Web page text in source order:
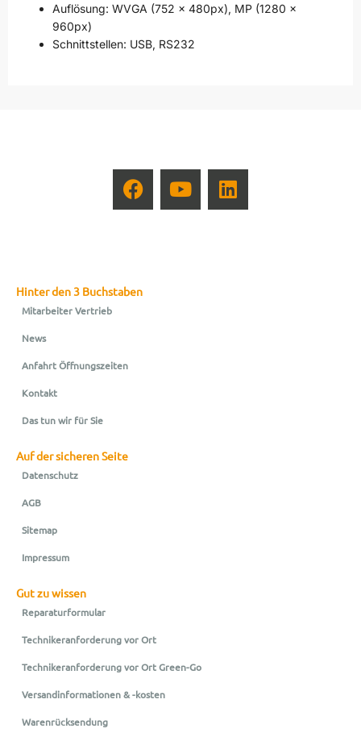
Auflösung: WVGA (752 x 480px), MP (1280 x
960px)
Schnittstellen: USB, RS232
Hinter den 3 Buchstaben
Mitarbeiter Vertrieb
News
Anfahrt Öffnungszeiten
Kontakt
Das tun wir für Sie
Auf der sicheren Seite
Datenschutz
AGB
Sitemap
Impressum
Gut zu wissen
Reparaturformular
Technikeranforderung vor Ort
Technikeranforderung vor Ort Green-Go
Versandinformationen & -kosten
Warenrücksendung